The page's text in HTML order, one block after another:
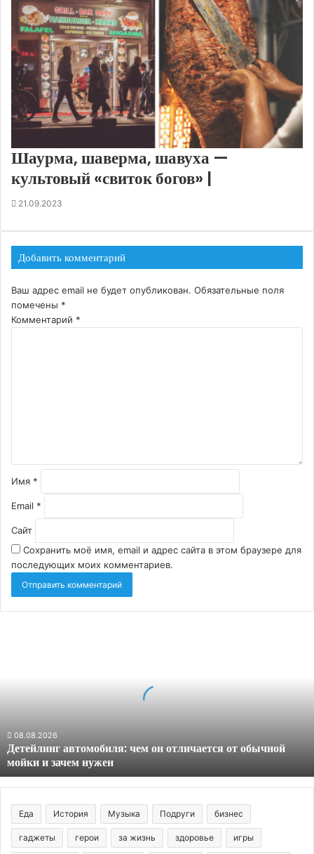
Шаурма, шаверма, шавуха —
культовый «свиток богов» |
21.09.2023
Добавить комментарий
Ваш адрес email не будет опубликован. Обязательные поля
помечены *
Комментарий *
Имя *
Email *
Сайт
Сохранить моё имя, email и адрес сайта в этом браузере для
последующих моих комментариев.
мойки
зачем
нужен
08.08.2026
Детейлинг автомобиля: чем он отличается от обычной
мойки и зачем нужен
Еда История Музыка Подруги бизнес
гаджеты герои за жизнь здоровье игры